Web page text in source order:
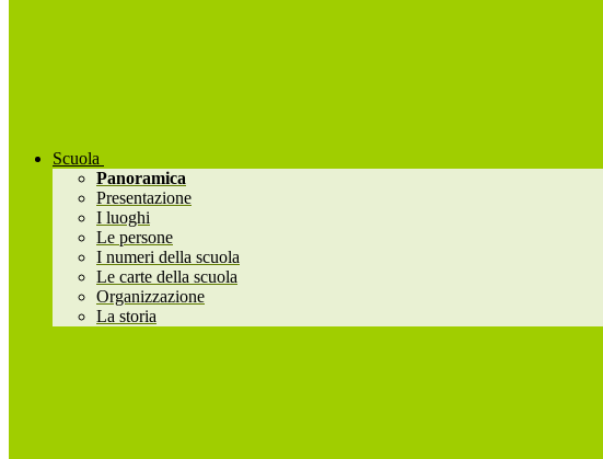
Scuola
Panoramica
Presentazione
I luoghi
Le persone
I numeri della scuola
Le carte della scuola
Organizzazione
La storia